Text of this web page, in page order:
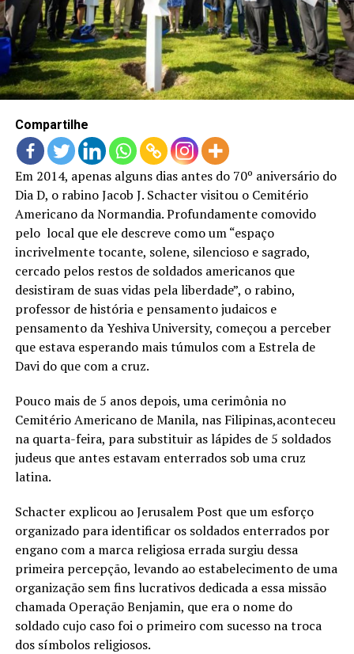
LANÇAMENTOS
Compartilhe
Em 2014, apenas alguns dias antes do 70º aniversário do
Dia D, o rabino Jacob J. Schacter visitou o Cemitério
Americano da Normandia. Profundamente comovido
pelo local que ele descreve como um “espaço
incrivelmente tocante, solene, silencioso e sagrado,
cercado pelos restos de soldados americanos que
desistiram de suas vidas pela liberdade”, o rabino,
professor de história e pensamento judaicos e
pensamento da Yeshiva University, começou a perceber
que estava esperando mais túmulos com a Estrela de
Davi do que com a cruz.
Pouco mais de 5 anos depois, uma cerimônia no
Cemitério Americano de Manila, nas Filipinas,aconteceu
na quarta-feira, para substituir as lápides de 5 soldados
judeus que antes estavam enterrados sob uma cruz
latina.
Schacter explicou ao Jerusalem Post que um esforço
organizado para identificar os soldados enterrados por
engano com a marca religiosa errada surgiu dessa
primeira percepção, levando ao estabelecimento de uma
organização sem fins lucrativos dedicada a essa missão
chamada Operação Benjamin, que era o nome do
soldado cujo caso foi o primeiro com sucesso na troca
dos símbolos religiosos.